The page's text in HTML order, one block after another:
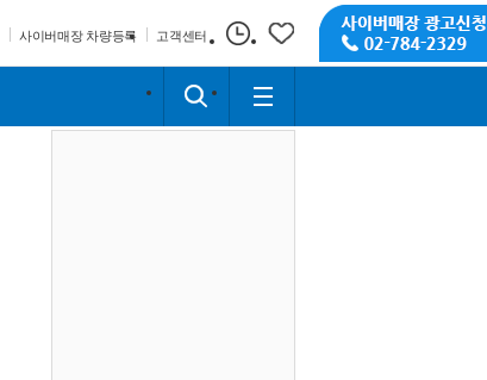
사이버매장 차량등록 고객센터